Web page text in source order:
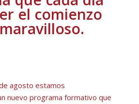
el comienzo
agosto estamos
nuevo programa formativo que